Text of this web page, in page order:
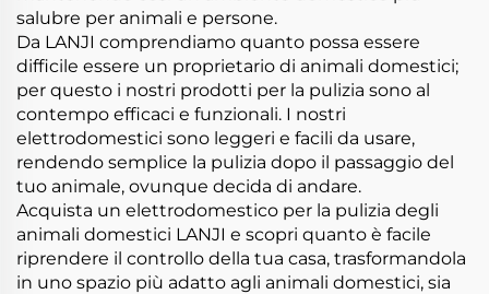
salubre per animali e persone.
Da LANJI comprendiamo quanto possa essere
difficile essere un proprietario di animali domestici;
per questo i nostri prodotti per la pulizia sono al
contempo efficaci e funzionali. I nostri
elettrodomestici sono leggeri e facili da usare,
rendendo semplice la pulizia dopo il passaggio del
tuo animale, ovunque decida di andare.
Acquista un elettrodomestico per la pulizia degli
animali domestici LANJI e scopri quanto è facile
riprendere il controllo della tua casa, trasformandola
in uno spazio più adatto agli animali domestici, sia